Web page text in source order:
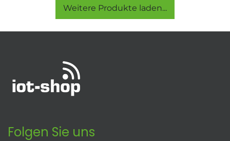
Weitere Produkte laden...
Folgen Sie uns